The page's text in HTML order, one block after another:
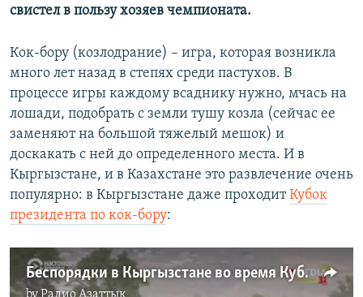
свистел в пользу хозяев чемпионата.
Кок-бору (козлодрание) – игра, которая возникла
много лет назад в степях среди пастухов. В
процессе игры каждому всаднику нужно, мчась на
лошади, подобрать с земли тушу козла (сейчас ее
заменяют на большой тяжелый мешок) и
доскакать с ней до определенного места. И в
Кыргызстане, и в Казахстане это развлечение очень
популярно: в Кыргызстане даже проходитКубок
президента по кок-бору:
Беспорядки в Кыргызстане во время Кубка президента по кок-бору: как это было